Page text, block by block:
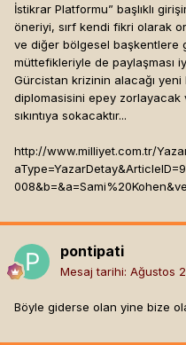
İstikrar Platformu” başlıklı
öneriyi, sırf kendi fikri olarak
ve diğer bölgesel başkentlere
müttefikleriyle de paylaşması
Gürcistan krizinin alacağı
diplomasisini epey zorlayacak
sıkıntıya sokacaktır...
http://www.milliyet.com.tr/
pontipati
Mesaj tarihi: Ağustos
Böyle giderse olan yine bize